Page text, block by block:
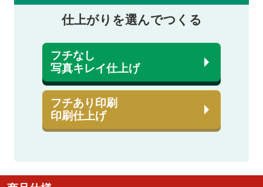
仕上がりを選んでつくる
フチなし
写真キレイ仕上げ
フチあり印刷
印刷仕上げ